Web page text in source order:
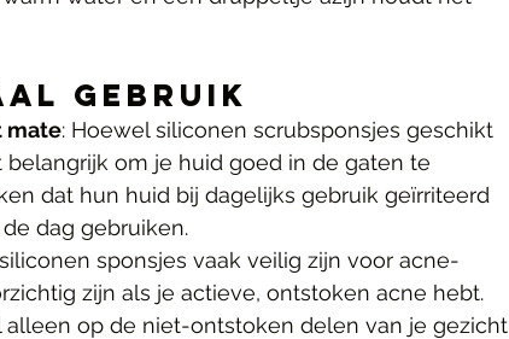
Gebruik
mate: Hoewel siliconen scrubsponsjes geschikt
om je huid goed in de gaten te
dat hun huid bij dagelijks gebruik geïrriteerd
dag gebruiken.
sponsjes vaak veilig zijn voor acne-
zijn als je actieve, ontstoken acne hebt.
alleen op de niet-ontstoken delen van je gezicht